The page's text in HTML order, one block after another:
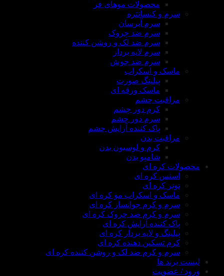
محصولات موهای فر
سرم و کنسانتره
سرم آبرسان
سرم ضد چروک
سرم ضد لک و روشن کننده
سرم لایه بردار
سرم ضد جوش
ماسک و اسکراب
پیلینگ صورت
ماسک ورقه ای
مراقبت چشم
کرم دور چشم
سرم دور چشم
پاک کننده آرایش چشم
مراقبت بدن
کرم و لوسیون بدن
شامپو بدن
محصولات کره ای
اسنس کره ای
تونر کره ای
ماسک و اسکراب مو کره ای
سرم و کرم جوانساز کره ای
سرم و کرم ضد چروک کره ای
پاک کننده آرایش کره ای
پیلینگ و لایه بردار کره ای
کرم تسکین دهنده کره ای
سرم و کرم ضد لک و روشن کننده کره ای
لیست برند ها
ورود / عضویت